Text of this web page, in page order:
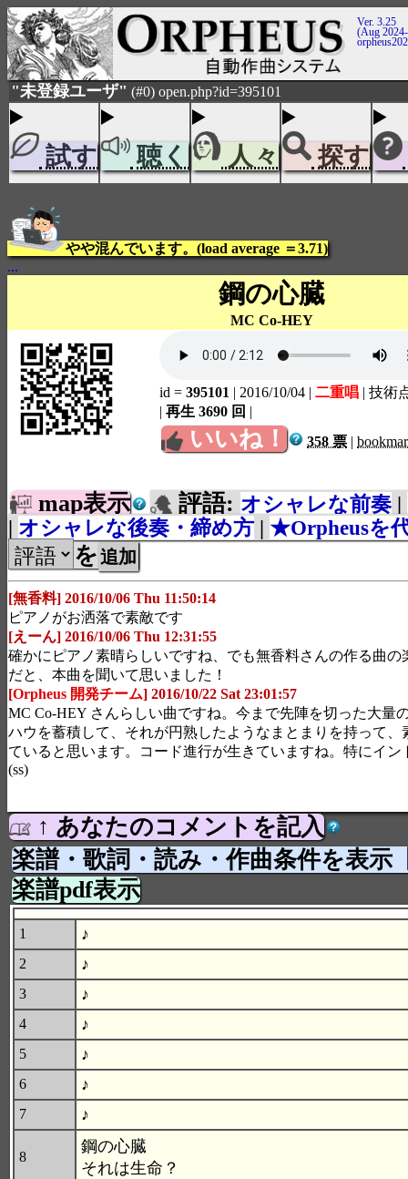
Ver. 3.25
(Aug
"未登録ユーザ" (#0) open.php?id=395101
試す 聴く 人々 探す
やや混んでいます。(load average ＝3.71)
...
鋼の心臓
MC Co-HEY
id = 395101 | 2016/10/04 | 二重唱 | 技術
| 再生 3690 回 |
いいね！ 358 票 |
map表示 評語: オシャレな前奏 |
| オシャレな後奏・締め方 | ★Orpheusを
を
[無香料] 2016/10/06 Thu 11:50:14
ピアノがお洒落で素敵です
[えーん] 2016/10/06 Thu 12:31:55
確かにピアノ素晴らしいですね、でも無香料さんの作る曲の
だと、本曲を聞いて思いました！
[Orpheus 開発チーム] 2016/10/22 Sat 23:01:57
MC Co-HEY さんらしい曲ですね。今まで先陣を切った大量
ハウを蓄積して、それが円熟したようなまとまりを持って、
ていると思います。コード進行が生きていますね。特にイン
(ss)
↑ あなたのコメントを記入
楽譜・歌詞・読み・作曲条件を表示
楽譜pdf表示
1 ♪
2 ♪
3 ♪
4 ♪
5 ♪
6 ♪
7 ♪
8
鋼の心臓
それは生命？